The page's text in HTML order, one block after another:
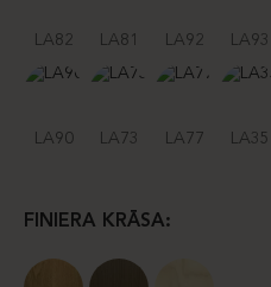
LA82 LA81 LA92 LA93
LA90 LA73 LA77 LA35
FINIERA KRĀSA: